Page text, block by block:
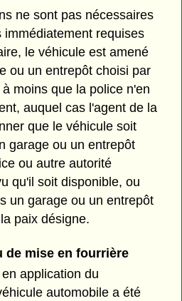
ne sont pas nécessaires
immédiatement requises
le véhicule est amené
ou un entrepôt choisi par
à moins que la police n'en
auquel cas l'agent de la
que le véhicule soit
garage ou un entrepôt
ou autre autorité
qu'il soit disponible, ou
un garage ou un entrepôt
paix désigne.
de mise en fourrière
application du
automobile a été